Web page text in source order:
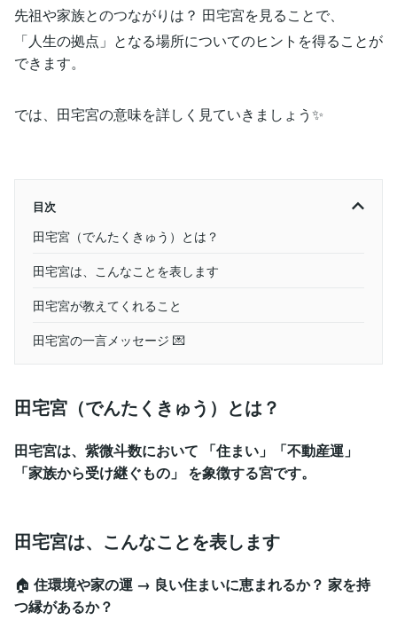
先祖や家族とのつながりは？ 田宅宮を見ることで、
「人生の拠点」となる場所についてのヒントを得ることが
できます。
では、田宅宮の意味を詳しく見ていきましょう✨
目次
田宅宮（でんたくきゅう）とは？
田宅宮は、こんなことを表します
田宅宮が教えてくれること
田宅宮の一言メッセージ 💌
田宅宮（でんたくきゅう）とは？
田宅宮は、紫微斗数において 「住まい」「不動産運」
「家族から受け継ぐもの」 を象徴する宮です。
田宅宮は、こんなことを表します
🏠 住環境や家の運 → 良い住まいに恵まれるか？ 家を持
つ縁があるか？